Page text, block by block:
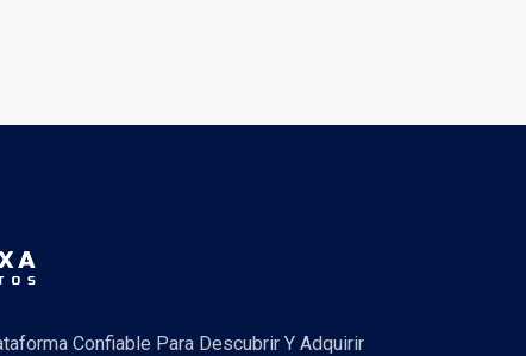
Confiable Para Descubrir Y Adquirir